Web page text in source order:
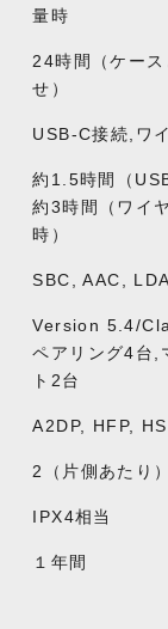
量時
24時間（ケー
せ）
USB-C接続,ワ
約1.5時間（
約3時間（ワイ
時）
SBC, AAC,
Version 5.4/
ペアリング4台,
ト2台
A2DP, HFP,
2（片側あたり）
IPX4相当
１年間